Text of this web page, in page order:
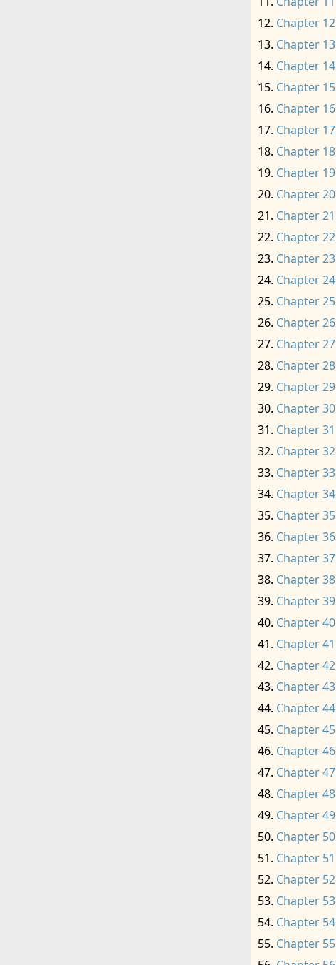
Chapter 12
Chapter 13
Chapter 14
Chapter 15
Chapter 16
Chapter 17
Chapter 18
Chapter 19
Chapter 20
Chapter 21
Chapter 22
Chapter 23
Chapter 24
Chapter 25
Chapter 26
Chapter 27
Chapter 28
Chapter 29
Chapter 30
Chapter 31
Chapter 32
Chapter 33
Chapter 34
Chapter 35
Chapter 36
Chapter 37
Chapter 38
Chapter 39
Chapter 40
Chapter 41
Chapter 42
Chapter 43
Chapter 44
Chapter 45
Chapter 46
Chapter 47
Chapter 48
Chapter 49
Chapter 50
Chapter 51
Chapter 52
Chapter 53
Chapter 54
Chapter 55